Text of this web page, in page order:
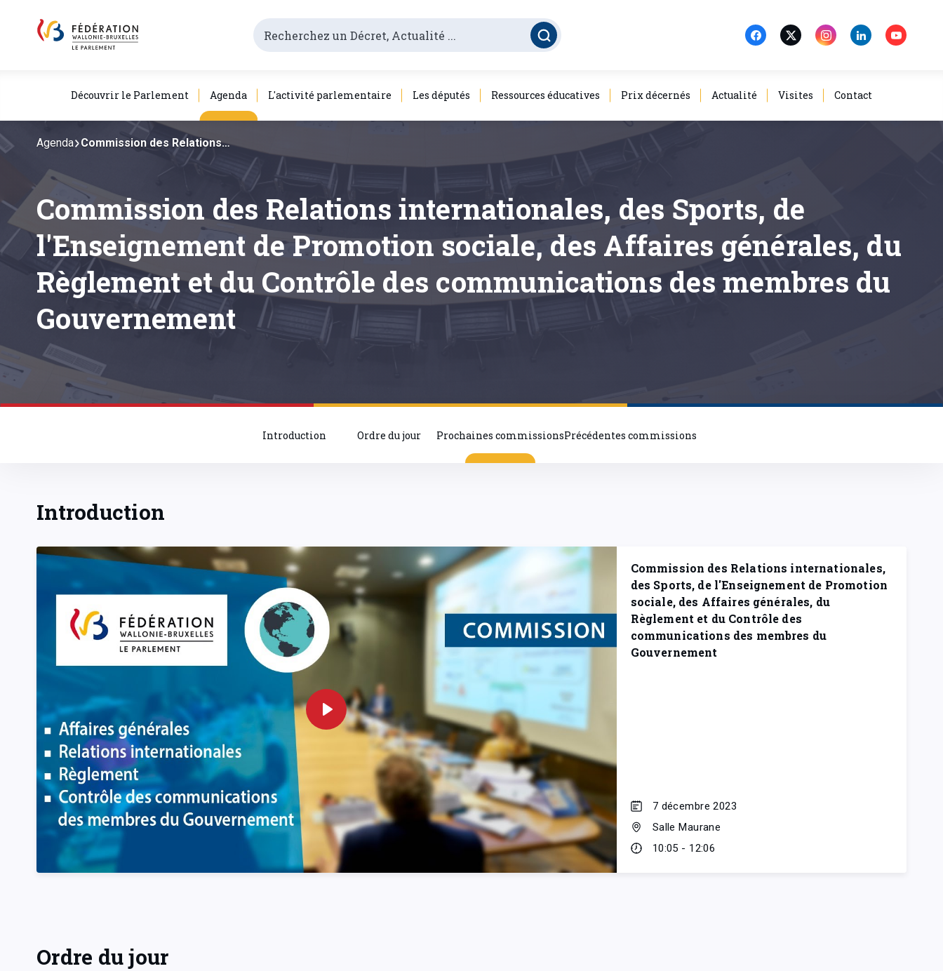
Découvrir le Parlement Agenda L'activité parlementaire Les députés Ressources éducatives Prix décernés Actualité Visites Contact
Commission des Relations internationales, des Sports, de
l'Enseignement de Promotion sociale, des Affaires générales, du
Règlement et du Contrôle des communications des membres du
Gouvernement
Agenda Commission des Relations…
Introduction Ordre du jour Prochaines commissionsPrécédentes commissions
Introduction
Commission des Relations internationales,
des Sports, de l'Enseignement de Promotion
sociale, des Affaires générales, du
Règlement et du Contrôle des
communications des membres du
Gouvernement
7 décembre 2023
Salle Maurane
10:05 - 12:06
Ordre du jour